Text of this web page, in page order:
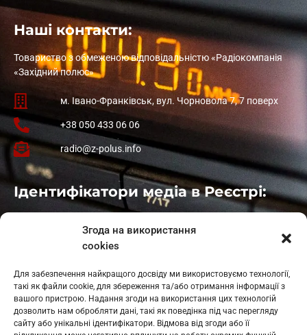
Згода на використання
cookies
Для забезпечення найкращого досвіду ми використовуємо технології,
такі як файли cookie, для збереження та/або отримання інформації з
вашого пристрою. Надання згоди на використання цих технологій
дозволить нам обробляти дані, такі як поведінка під час перегляду
сайту або унікальні ідентифікатори. Відмова від згоди або її
Наші контакти:
Товариство з обмеженою відповідальністю «Радіокомпанія
«Західний полюс»
м. Івано-Франківськ, вул. Чорновола 7, 7 поверх
+38 050 433 06 06
radio@z-polus.info
Ідентифікатори медіа в Реєстрі:
: L11-01410
: L11-01801
Косів: L11-01805
Гарасимів: L11-02274